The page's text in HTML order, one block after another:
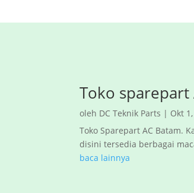
Toko sparepart
oleh DC Teknik Parts | Okt
Toko Sparepart AC Batam.
disini tersedia berbagai
baca lainnya